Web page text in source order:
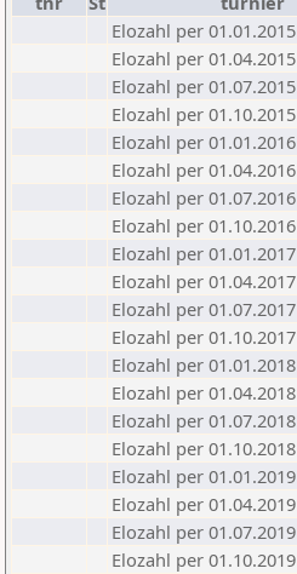
Elozahl per 01.01.2015
Elozahl per 01.04.2015
Elozahl per 01.07.2015
Elozahl per 01.10.2015
Elozahl per 01.01.2016
Elozahl per 01.04.2016
Elozahl per 01.07.2016
Elozahl per 01.10.2016
Elozahl per 01.01.2017
Elozahl per 01.04.2017
Elozahl per 01.07.2017
Elozahl per 01.10.2017
Elozahl per 01.01.2018
Elozahl per 01.04.2018
Elozahl per 01.07.2018
Elozahl per 01.10.2018
Elozahl per 01.01.2019
Elozahl per 01.04.2019
Elozahl per 01.07.2019
Elozahl per 01.10.2019